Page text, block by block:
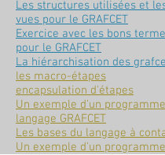
Les structures utilisées et
vues pour le GRAFCET
Exercice avec les bons
pour le GRAFCET
La hiérarchisation des
les macro-étapes
encapsulation d'étapes
Un exemple d'un
langage GRAFCET
Les bases du langage à
Un exemple d'un